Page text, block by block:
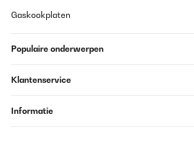
Gaskookplaten
Populaire onderwerpen
Klantenservice
Informatie